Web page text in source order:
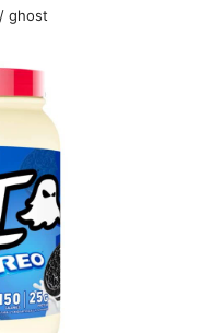
/ ghost